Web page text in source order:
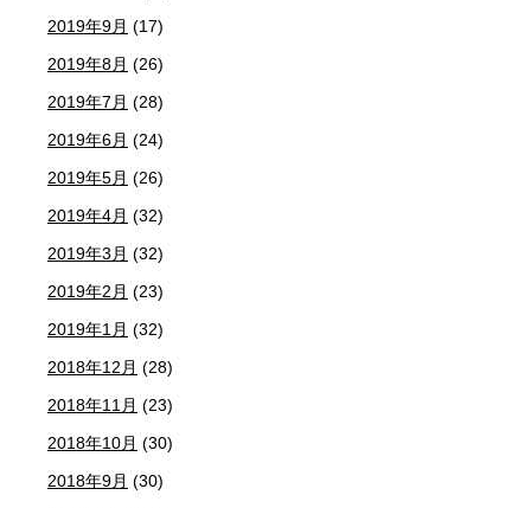
2019年9月 (17)
2019年8月 (26)
2019年7月 (28)
2019年6月 (24)
2019年5月 (26)
2019年4月 (32)
2019年3月 (32)
2019年2月 (23)
2019年1月 (32)
2018年12月 (28)
2018年11月 (23)
2018年10月 (30)
2018年9月 (30)